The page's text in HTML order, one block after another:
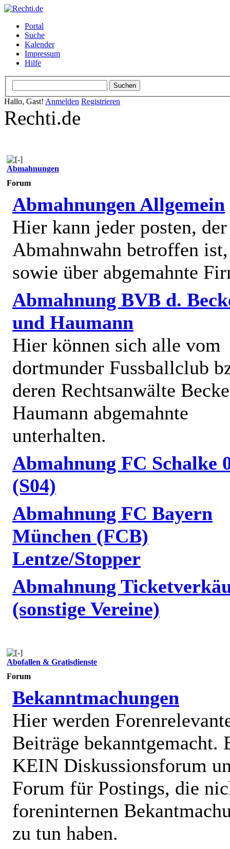
Portal
Suche
Kalender
Impressum
Hilfe
Hallo, Gast! Anmelden Registrieren
Rechti.de
Abmahnungen
Forum
Abmahnungen Allgemein
Hier kann jeder posten,
Abmahnwahn betroffen ist,
sowie über abgemahnte
Abmahnung BVB d.
und Haumann
Hier können sich alle vom
dortmunder Fussballclub
deren Rechtsanwälte
Haumann abgemahnte
unterhalten.
Abmahnung FC Schalke
(S04)
Abmahnung FC Bayern
München (FCB)
Lentze/Stopper
Abmahnung
(sonstige Vereine)
Abofallen & Gratisdienste
Forum
Bekanntmachungen
Hier werden
Beiträge bekanntgemacht.
KEIN Diskussionsforum
Forum für Postings, die
foreninternen
zu tun haben.